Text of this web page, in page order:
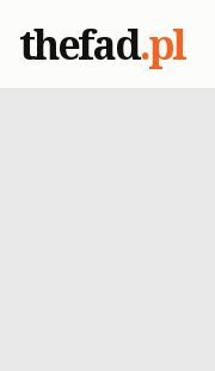
thefad.pl